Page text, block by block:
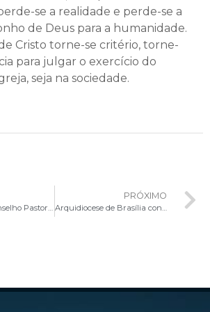
se a realidade e perde-se a
de Deus para a humanidade.
Cristo torne-se critério, torne-
para julgar o exercício do
seja na sociedade.
Reunião do Conselho Pastoral Arquidiocesano aborda Jubileu de Safira e Ano Jubilar da Esperança
PRÓXIMO
Arquidiocese de Brasília convida Padres e representantes das pequenas comunidades de estudo do Evangelho segundo São Marcos para encontro especial